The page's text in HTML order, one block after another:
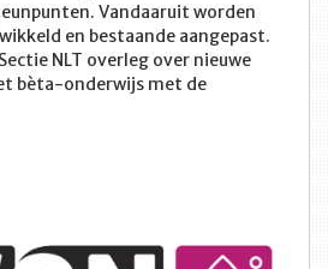
Vandaaruit worden
en bestaande aangepast.
NLT overleg over nieuwe
bèta-onderwijs met de